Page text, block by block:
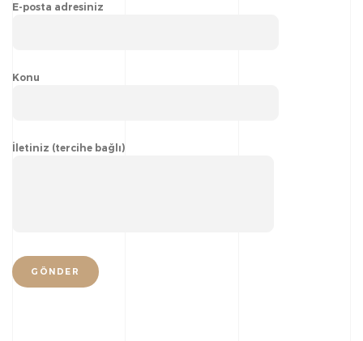
E-posta adresiniz
Konu
İletiniz (tercihe bağlı)